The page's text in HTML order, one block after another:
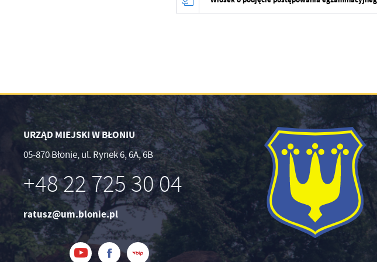
URZĄD MIEJSKI W BŁONIU
05-870 Błonie, ul. Rynek 6, 6A, 6B
+48 22 725 30 04
ratusz@um.blonie.pl